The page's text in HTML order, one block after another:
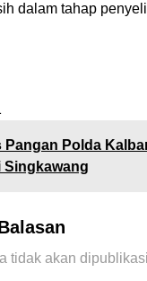
dalam tahap
Pangan Polda
Singkawang
tidak akan